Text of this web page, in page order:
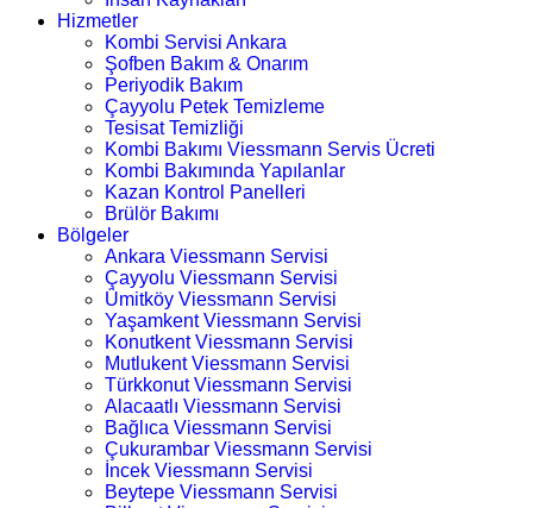
Hizmetler
Kombi Servisi Ankara
Şofben Bakım & Onarım
Periyodik Bakım
Çayyolu Petek Temizleme
Tesisat Temizliği
Kombi Bakımı Viessmann Servis Ücreti
Kombi Bakımında Yapılanlar
Kazan Kontrol Panelleri
Brülör Bakımı
Bölgeler
Ankara Viessmann Servisi
Çayyolu Viessmann Servisi
Ümitköy Viessmann Servisi
Yaşamkent Viessmann Servisi
Konutkent Viessmann Servisi
Mutlukent Viessmann Servisi
Türkkonut Viessmann Servisi
Alacaatlı Viessmann Servisi
Bağlıca Viessmann Servisi
Çukurambar Viessmann Servisi
İncek Viessmann Servisi
Beytepe Viessmann Servisi